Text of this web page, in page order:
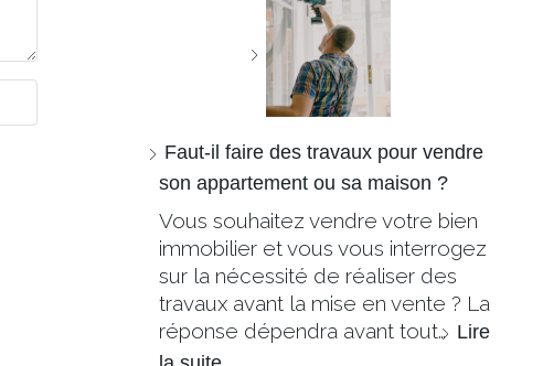
Faut-il faire des travaux pour vendre
son appartement ou sa maison ?
Vous souhaitez vendre votre bien
immobilier et vous vous interrogez
sur la nécessité de réaliser des
travaux avant la mise en vente ? La
réponse dépendra avant tout… Lire